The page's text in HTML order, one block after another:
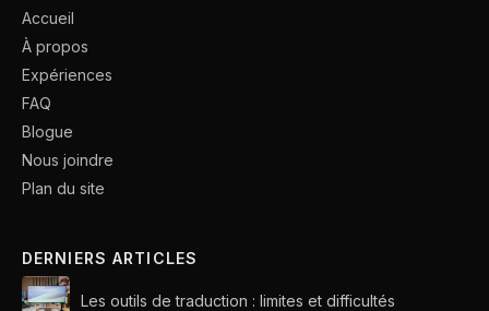
Accueil
À propos
Expériences
FAQ
Blogue
Nous joindre
Plan du site
DERNIERS ARTICLES
Les outils de traduction : limites et difficultés